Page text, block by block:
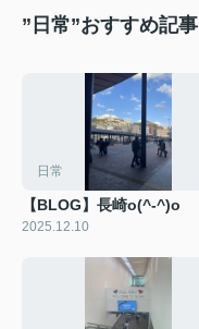
”日常”おすすめ記事
日常
【BLOG】長崎o(^-^)o
2025.12.10